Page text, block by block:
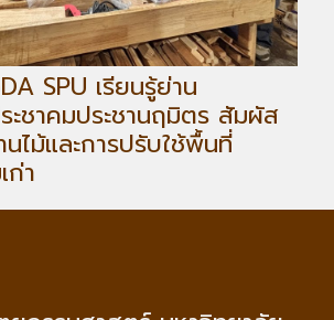
SPU เรียนรู้ย่าน
ะชาคมประชานฤมิตร สัมผัส
ม้และการปรับใช้พื้นที่
ก่า